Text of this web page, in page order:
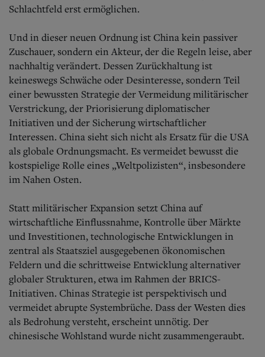
Schlachtfeld erst ermöglichen.
Und in dieser neuen Ordnung ist China kein passiver
Zuschauer, sondern ein Akteur, der die Regeln leise, aber
nachhaltig verändert. Dessen Zurückhaltung ist
keineswegs Schwäche oder Desinteresse, sondern Teil
einer bewussten Strategie der Vermeidung militärischer
Verstrickung, der Priorisierung diplomatischer
Initiativen und der Sicherung wirtschaftlicher
Interessen. China sieht sich nicht als Ersatz für die USA
als globale Ordnungsmacht. Es vermeidet bewusst die
kostspielige Rolle eines „Weltpolizisten“, insbesondere
im Nahen Osten.
Statt militärischer Expansion setzt China auf
wirtschaftliche Einflussnahme, Kontrolle über Märkte
und Investitionen, technologische Entwicklungen in
zentral als Staatsziel ausgegebenen ökonomischen
Feldern und die schrittweise Entwicklung alternativer
globaler Strukturen, etwa im Rahmen der BRICS-
Initiativen. Chinas Strategie ist perspektivisch und
vermeidet abrupte Systembrüche. Dass der Westen dies
als Bedrohung versteht, erscheint unnötig. Der
chinesische Wohlstand wurde nicht zusammengeraubt.